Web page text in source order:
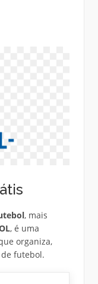
, mais
, é uma
organiza,
futebol.